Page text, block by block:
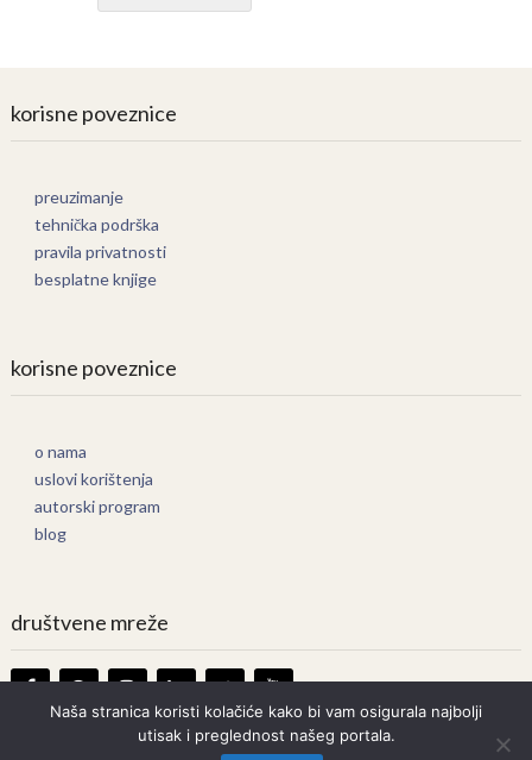
korisne poveznice
preuzimanje
tehnička podrška
pravila privatnosti
besplatne knjige
korisne poveznice
o nama
uslovi korištenja
autorski program
blog
društvene mreže
Knjige OnlineCopyright © 2026.
Naša stranica koristi kolačiće kako bi vam osigurala najbolji
utisak i preglednost našeg portala.